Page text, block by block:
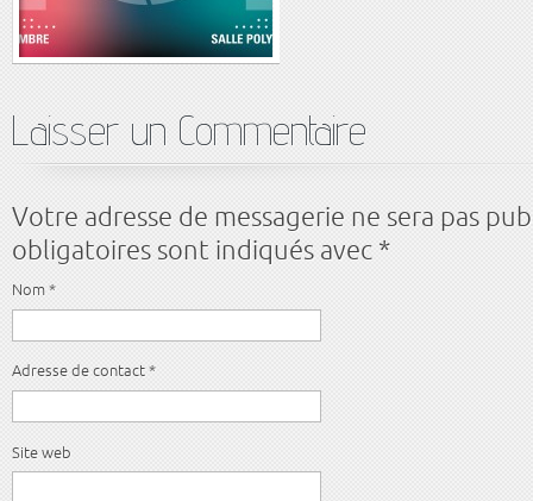
Laisser un Commentaire
Votre adresse de messagerie ne sera pas
obligatoires sont indiqués avec *
Nom *
Adresse de contact *
Site web